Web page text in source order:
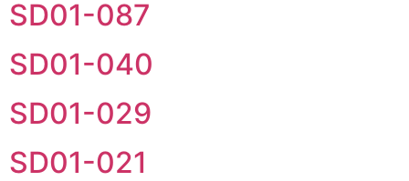
SD01-087
SD01-040
SD01-029
SD01-021